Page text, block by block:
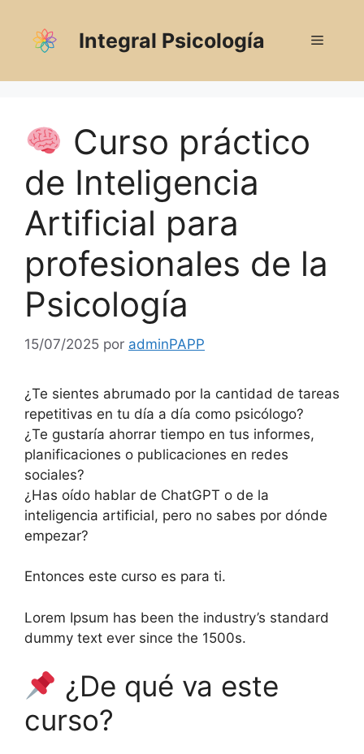
contenido
Integral Psicología Menú
Curso práctico
de Inteligencia
Artificial para
profesionales de la
Psicología
15/07/2025 por adminPAPP
¿Te sientes abrumado por la cantidad de tareas
repetitivas en tu día a día como psicólogo?
¿Te gustaría ahorrar tiempo en tus informes,
planificaciones o publicaciones en redes
sociales?
¿Has oído hablar de ChatGPT o de la
inteligencia artificial, pero no sabes por dónde
empezar?
Entonces este curso es para ti.
Lorem Ipsum has been the industry’s standard
dummy text ever since the 1500s.
¿De qué va este
curso?